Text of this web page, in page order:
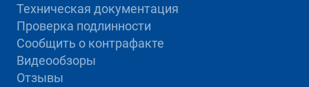
Техническая документация
Проверка подлинности
Сообщить о контрафакте
Видеообзоры
Отзывы